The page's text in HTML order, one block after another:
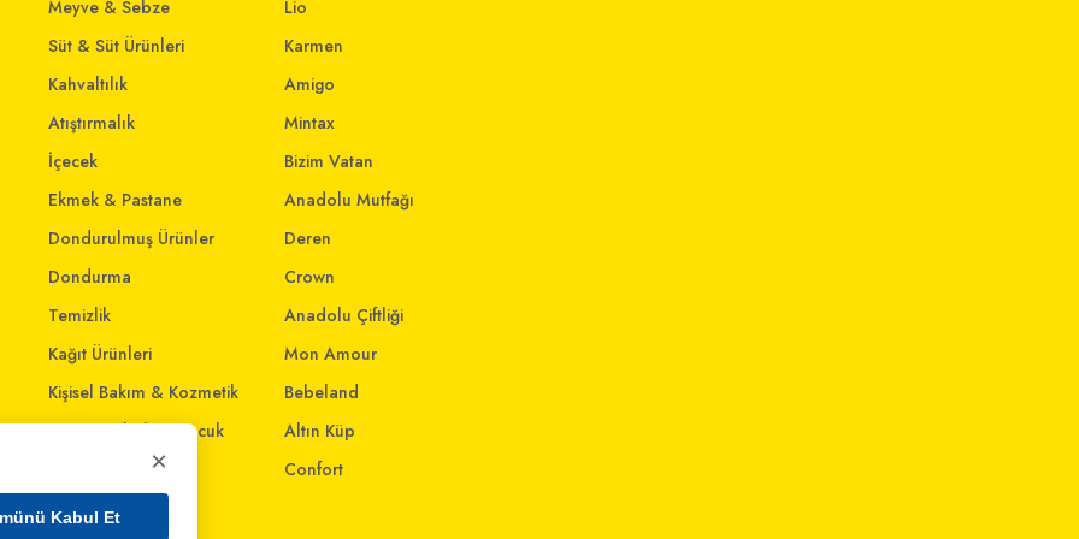
Meyve & Sebze
Süt & Süt Ürünleri
Kahvaltılık
Atıştırmalık
İçecek
Ekmek & Pastane
Dondurulmuş Ürünler
Dondurma
Temizlik
Kağıt Ürünleri
Kişisel Bakım & Kozmetik
Anne - Bebek & Çocuk
Ev & Yaşam
Lio
Karmen
Amigo
Mintax
Bizim Vatan
Anadolu Mutfağı
Deren
Crown
Anadolu Çiftliği
Mon Amour
Bebeland
Altın Küp
Confort
×
Kabul Et